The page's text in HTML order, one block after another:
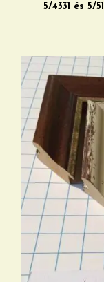
5/4331 és 5/